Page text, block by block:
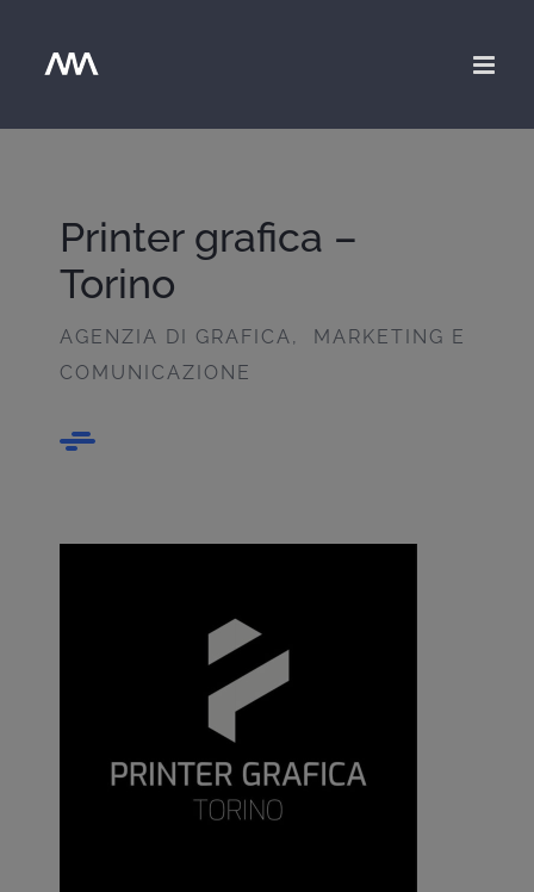
Printer grafica –
Torino
AGENZIA DI GRAFICA, MARKETING E
COMUNICAZIONE